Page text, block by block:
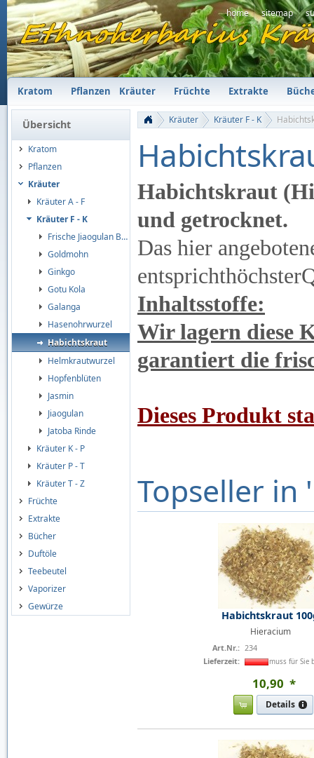
home sitemap
Kratom Pflanzen Kräuter Früchte Extrakte
Übersicht
Kratom
Pflanzen
Kräuter
Kräuter A - F
Kräuter F - K
Frische Jiaogulan Blätter
Goldmohn
Ginkgo
Gotu Kola
Galanga
Hasenohrwurzel
Habichtskraut
Helmkrautwurzel
Hopfenblüten
Jasmin
Jiaogulan
Jatoba Rinde
Kräuter K - P
Kräuter P - T
Kräuter T - Z
Früchte
Extrakte
Bücher
Duftöle
Teebeutel
Vaporizer
Gewürze
Kräuter Kräuter F - K
Habichtskraut
und getrocknet.
Das hier
Inhaltsstoffe:
Wir lagern diese
garantiert die
Dieses Produkt
Topseller in
Habichtskraut
Hieracium
Art.Nr.: 234
Lieferzeit:
muss für Sie
10,90 *
Details